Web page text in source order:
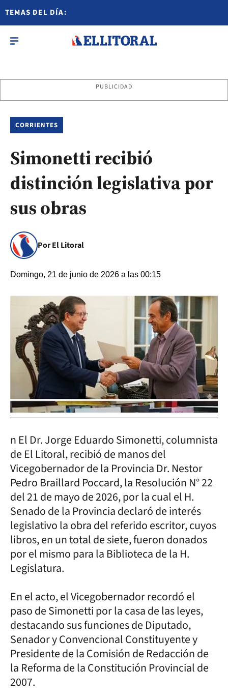
TEMAS DEL DÍA:
PUBLICIDAD
CORRIENTES
Simonetti recibió
distinción legislativa por
sus obras
Por El Litoral
Domingo, 21 de junio de 2026 a las 00:15
n El Dr. Jorge Eduardo Simonetti, columnista
de El Litoral, recibió de manos del
Vicegobernador de la Provincia Dr. Nestor
Pedro Braillard Poccard, la Resolución N° 22
del 21 de mayo de 2026, por la cual el H.
Senado de la Provincia declaró de interés
legislativo la obra del referido escritor, cuyos
libros, en un total de siete, fueron donados
por el mismo para la Biblioteca de la H.
Legislatura.
En el acto, el Vicegobernador recordó el
paso de Simonetti por la casa de las leyes,
destacando sus funciones de Diputado,
Senador y Convencional Constituyente y
Presidente de la Comisión de Redacción de
la Reforma de la Constitución Provincial de
2007.